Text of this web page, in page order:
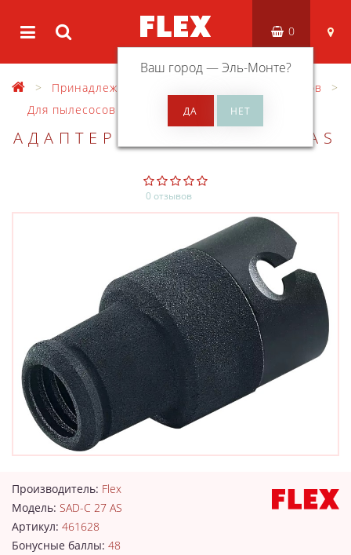
Ваш город —Эль-Монте?
0
Принадлежности
Оснастка для пылесосов
Для пылесосов VCE
АДАПТЕР FLEX SAD-C 27 AS
0 отзывов
Производитель: Flex
Модель: SAD-C 27 AS
Артикул: 461628
Бонусные баллы: 48